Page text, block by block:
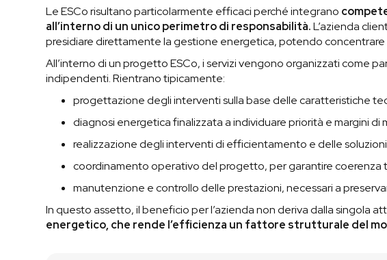
Le ESCo risultano particolarmente efficaci perché integrano
all’interno di un unico perimetro di responsabilità.L’azienda
presidiare direttamente la gestione energetica, potendo concentrare
All’interno di un progetto ESCo, i servizi vengono organizzati come
indipendenti. Rientrano tipicamente:
progettazione degli interventi sulla base delle caratteristiche
diagnosi energetica finalizzata a individuare priorità e margini di
realizzazione degli interventi di efficientamento e delle
coordinamento operativo del progetto, per garantire
manutenzione e controllo delle prestazioni, necessari a
In questo assetto, il beneficio per l’azienda non deriva dalla singola
energetico, che rende l’efficienza un fattore strutturale del